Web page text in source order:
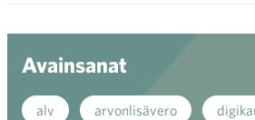
Avainsanat
alv arvonlisävero